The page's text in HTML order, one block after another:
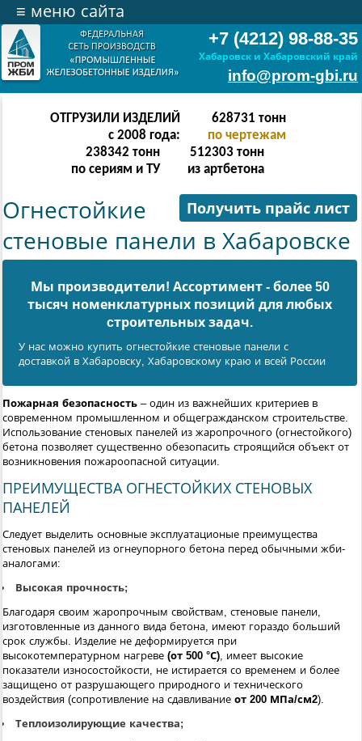
+7 (4212) 98-88-35
Хабаровск и Хабаровский край
info@prom-gbi.ru
≡ меню сайта
ОТГРУЗИЛИ ИЗДЕЛИЙ
с 2008 года:
628731 тонн
по чертежам
238342 тонн
по сериям и ТУ
512303 тонн
из артбетона
Получить прайс лист
Огнестойкие
стеновые панели в Хабаровске
Мы производители! Ассортимент - более 50
тысяч номенклатурных позиций для любых
cтроительных задач.
У нас можно купить огнестойкие стеновые панели с
доставкой в Хабаровску, Хабаровскому краю и всей России
Пожарная безопасность – один из важнейших критериев в
современном промышленном и общегражданском строительстве.
Использование стеновых панелей из жаропрочного (огнестойкого)
бетона позволяет существенно обезопасить строящийся объект от
возникновения пожароопасной ситуации.
ПРЕИМУЩЕСТВА ОГНЕСТОЙКИХ СТЕНОВЫХ
ПАНЕЛЕЙ
Следует выделить основные эксплуатационые преимущества
стеновых панелей из огнеупорного бетона перед обычными жби-
аналогами:
Высокая прочность;
Благодаря своим жаропрочным свойствам, стеновые панели,
изготовленные из данного вида бетона, имеют гораздо больший
срок службы. Изделие не деформируется при
высокотемпературном нагреве (от 500 °С), имеет высокие
показатели износостойкости, не истирается со временем и более
защищено от разрушающего природного и технического
воздействия (сопротивление на сдавливание от 200 МПа/см2).
Теплоизолирующие качества;